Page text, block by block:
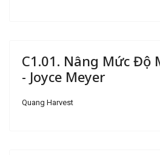
C1.01. Nâng Mức Độ
- Joyce Meyer
Quang Harvest